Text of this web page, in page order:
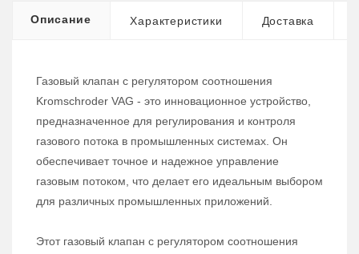
Описание Характеристики Доставка
Газовый клапан с регулятором соотношения
Kromschroder VAG - это инновационное устройство,
предназначенное для регулирования и контроля
газового потока в промышленных системах. Он
обеспечивает точное и надежное управление
газовым потоком, что делает его идеальным выбором
для различных промышленных приложений.
Этот газовый клапан с регулятором соотношения